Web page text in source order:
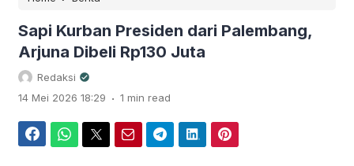
Sapi Kurban Presiden dari Palembang,
Arjuna Dibeli Rp130 Juta
Redaksi
14 Mei 2026 18:29 . 1 min read